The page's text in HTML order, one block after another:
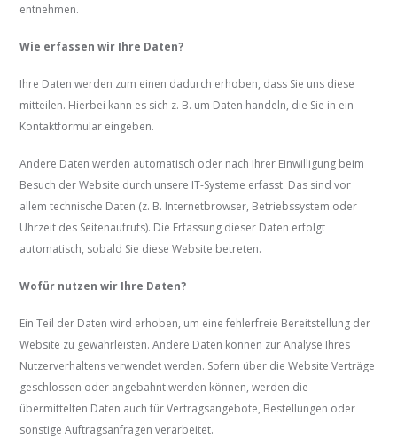
entnehmen.
Wie erfassen wir Ihre Daten?
Ihre Daten werden zum einen dadurch erhoben, dass Sie uns diese
mitteilen. Hierbei kann es sich z. B. um Daten handeln, die Sie in ein
Kontaktformular eingeben.
Andere Daten werden automatisch oder nach Ihrer Einwilligung beim
Besuch der Website durch unsere IT-Systeme erfasst. Das sind vor
allem technische Daten (z. B. Internetbrowser, Betriebssystem oder
Uhrzeit des Seitenaufrufs). Die Erfassung dieser Daten erfolgt
automatisch, sobald Sie diese Website betreten.
Wofür nutzen wir Ihre Daten?
Ein Teil der Daten wird erhoben, um eine fehlerfreie Bereitstellung der
Website zu gewährleisten. Andere Daten können zur Analyse Ihres
Nutzerverhaltens verwendet werden. Sofern über die Website Verträge
geschlossen oder angebahnt werden können, werden die
übermittelten Daten auch für Vertragsangebote, Bestellungen oder
sonstige Auftragsanfragen verarbeitet.